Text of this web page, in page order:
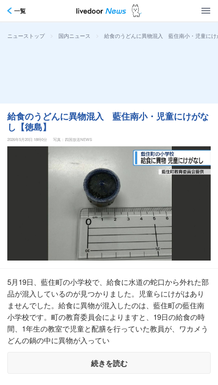
一覧
ニューストップ > 国内ニュース > 給食のうどんに異物混入 藍住南小・児童にけ
給食のうどんに異物混入 藍住南小・児童にけがな
し【徳島】
2026年5月20日 18時0分 写真：四国放送NEWS
5月19日、藍住町の小学校で、給食に水道の蛇口から外れた部
品が混入しているのが見つかりました。児童らにけがはあり
ませんでした。給食に異物が混入したのは、藍住町の藍住南
小学校です。町の教育委員会によりますと、19日の給食の時
間、1年生の教室で児童と配膳を行っていた教員が、ワカメう
どんの鍋の中に異物が入ってい
続きを読む